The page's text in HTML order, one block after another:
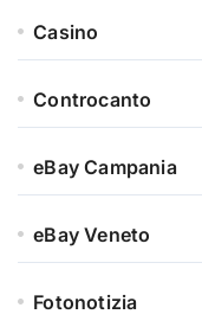
Casino
Controcanto
eBay Campania
eBay Veneto
Fotonotizia